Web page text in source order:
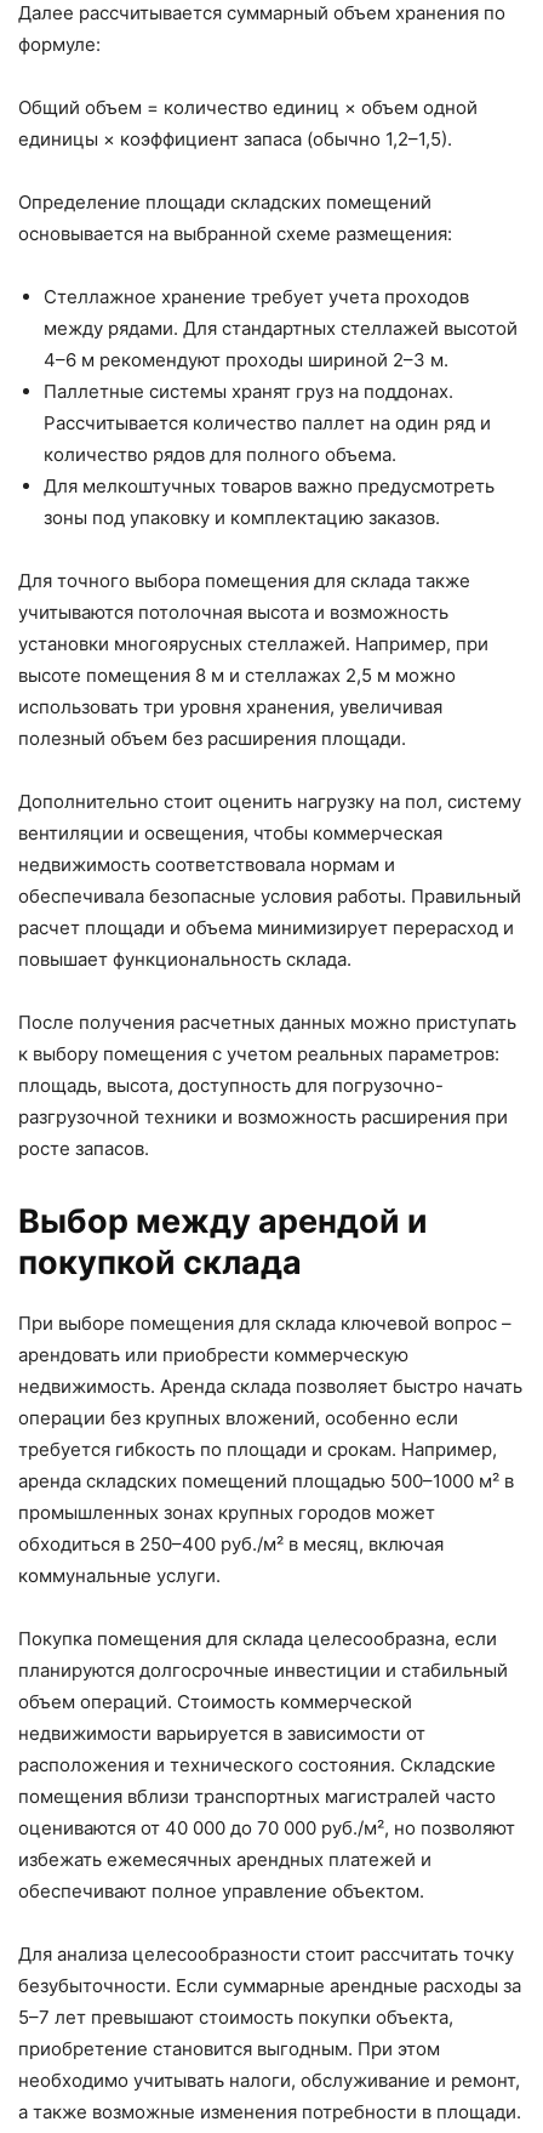
Далее рассчитывается суммарный объем хранения по
формуле:
Общий объем = количество единиц × объем одной
единицы × коэффициент запаса (обычно 1,2–1,5).
Определение площади складских помещений
основывается на выбранной схеме размещения:
Стеллажное хранение требует учета проходов
между рядами. Для стандартных стеллажей высотой
4–6 м рекомендуют проходы шириной 2–3 м.
Паллетные системы хранят груз на поддонах.
Рассчитывается количество паллет на один ряд и
количество рядов для полного объема.
Для мелкоштучных товаров важно предусмотреть
зоны под упаковку и комплектацию заказов.
Для точного выбора помещения для склада также
учитываются потолочная высота и возможность
установки многоярусных стеллажей. Например, при
высоте помещения 8 м и стеллажах 2,5 м можно
использовать три уровня хранения, увеличивая
полезный объем без расширения площади.
Дополнительно стоит оценить нагрузку на пол, систему
вентиляции и освещения, чтобы коммерческая
недвижимость соответствовала нормам и
обеспечивала безопасные условия работы. Правильный
расчет площади и объема минимизирует перерасход и
повышает функциональность склада.
После получения расчетных данных можно приступать
к выбору помещения с учетом реальных параметров:
площадь, высота, доступность для погрузочно-
разгрузочной техники и возможность расширения при
росте запасов.
Выбор между арендой и
покупкой склада
При выборе помещения для склада ключевой вопрос –
арендовать или приобрести коммерческую
недвижимость. Аренда склада позволяет быстро начать
операции без крупных вложений, особенно если
требуется гибкость по площади и срокам. Например,
аренда складских помещений площадью 500–1000 м² в
промышленных зонах крупных городов может
обходиться в 250–400 руб./м² в месяц, включая
коммунальные услуги.
Покупка помещения для склада целесообразна, если
планируются долгосрочные инвестиции и стабильный
объем операций. Стоимость коммерческой
недвижимости варьируется в зависимости от
расположения и технического состояния. Складские
помещения вблизи транспортных магистралей часто
оцениваются от 40 000 до 70 000 руб./м², но позволяют
избежать ежемесячных арендных платежей и
обеспечивают полное управление объектом.
Для анализа целесообразности стоит рассчитать точку
безубыточности. Если суммарные арендные расходы за
5–7 лет превышают стоимость покупки объекта,
приобретение становится выгодным. При этом
необходимо учитывать налоги, обслуживание и ремонт,
а также возможные изменения потребности в площади.